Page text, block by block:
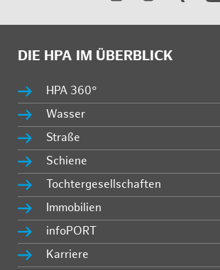
DIE HPA IM ÜBERBLICK
HPA 360°
Wasser
Straße
Schiene
Tochtergesellschaften
Immobilien
infoPORT
Karriere